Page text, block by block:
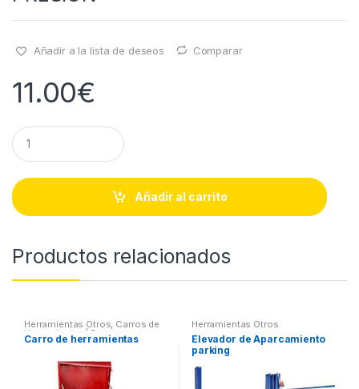
Añadir a la lista de deseos Comparar
11.00€
Q
u
a
t
i
Añadir al carrito
Productos relacionados
Herramientas Otros, Carros de
Herramientas | Bancos
Carro de herramientas
Herramientas Otros
Elevador de Aparcamiento
parking